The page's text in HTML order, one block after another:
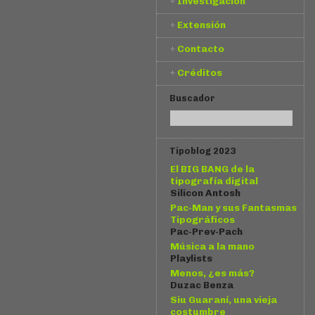
Extensión
Contacto
Créditos
Buscador
Tipoblog 2023
El BIG BANG de la
tipografía digital
Silicon Antosh
Pac-Man y sus Fantasmas
Tipográficos
Pac-Prev-Pach
Música a la mano
Playlists
Menos, ¿es más?
Duzac Benza
Siu Guaraní, una vieja
costumbre